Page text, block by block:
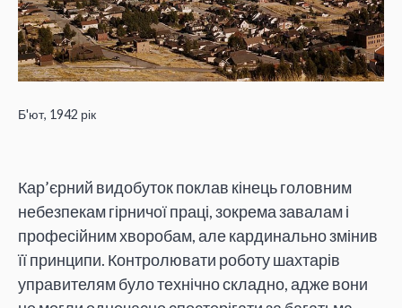
Б'ют, 1942 рік
Кар’єрний видобуток поклав кінець головним
небезпекам гірничої праці, зокрема завалам і
професійним хворобам, але кардинально змінив
її принципи. Контролювати роботу шахтарів
управителям було технічно складно, адже вони